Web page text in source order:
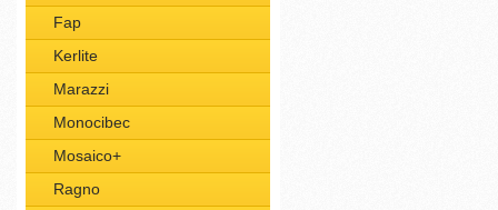
Fap
Kerlite
Marazzi
Monocibec
Mosaico+
Ragno